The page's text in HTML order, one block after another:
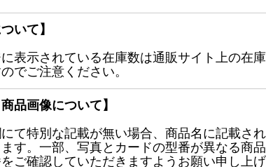
いて】
表示されている在庫数は通販サイト上の在
でご注意ください。
品画像について】
て特別な記載が無い場合、商品名に記載さ
す。一部、写真とカードの型番が異なる商
ご確認していただきますようお願い申し上げ